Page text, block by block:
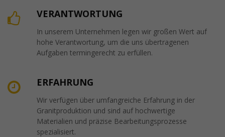
VERANTWORTUNG
In unserem Unternehmen legen wir großen Wert auf
hohe Verantwortung, um die uns übertragenen
Aufgaben termingerecht zu erfüllen.
ERFAHRUNG
Wir verfügen über umfangreiche Erfahrung in der
Granitproduktion und sind auf hochwertige
Materialien und präzise Bearbeitungsprozesse
spezialisiert.